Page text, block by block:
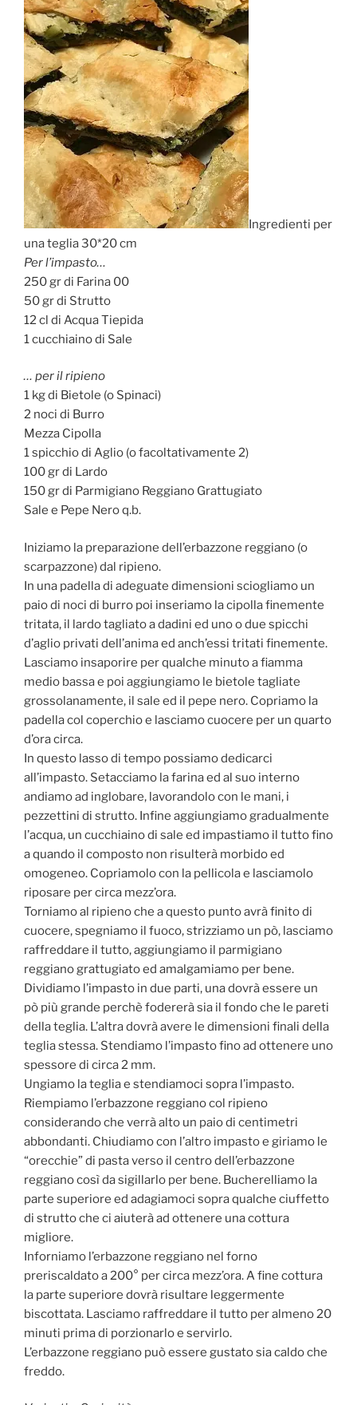
Ingredienti per
una teglia 30*20 cm
Per l’impasto…
250 gr di Farina 00
50 gr di Strutto
12 cl di Acqua Tiepida
1 cucchiaino di Sale
… per il ripieno
1 kg di Bietole (o Spinaci)
2 noci di Burro
Mezza Cipolla
1 spicchio di Aglio (o facoltativamente 2)
100 gr di Lardo
150 gr di Parmigiano Reggiano Grattugiato
Sale e Pepe Nero q.b.
Iniziamo la preparazione dell’erbazzone reggiano (o
scarpazzone) dal ripieno.
In una padella di adeguate dimensioni sciogliamo un
paio di noci di burro poi inseriamo la cipolla finemente
tritata, il lardo tagliato a dadini ed uno o due spicchi
d’aglio privati dell’anima ed anch’essi tritati finemente.
Lasciamo insaporire per qualche minuto a fiamma
medio bassa e poi aggiungiamo le bietole tagliate
grossolanamente, il sale ed il pepe nero. Copriamo la
padella col coperchio e lasciamo cuocere per un quarto
d’ora circa.
In questo lasso di tempo possiamo dedicarci
all’impasto. Setacciamo la farina ed al suo interno
andiamo ad inglobare, lavorandolo con le mani, i
pezzettini di strutto. Infine aggiungiamo gradualmente
l’acqua, un cucchiaino di sale ed impastiamo il tutto fino
a quando il composto non risulterà morbido ed
omogeneo. Copriamolo con la pellicola e lasciamolo
riposare per circa mezz’ora.
Torniamo al ripieno che a questo punto avrà finito di
cuocere, spegniamo il fuoco, strizziamo un pò, lasciamo
raffreddare il tutto, aggiungiamo il parmigiano
reggiano grattugiato ed amalgamiamo per bene.
Dividiamo l’impasto in due parti, una dovrà essere un
pò più grande perchè fodererà sia il fondo che le pareti
della teglia. L’altra dovrà avere le dimensioni finali della
teglia stessa. Stendiamo l’impasto fino ad ottenere uno
spessore di circa 2 mm.
Ungiamo la teglia e stendiamoci sopra l’impasto.
Riempiamo l’erbazzone reggiano col ripieno
considerando che verrà alto un paio di centimetri
abbondanti. Chiudiamo con l’altro impasto e giriamo le
“orecchie” di pasta verso il centro dell’erbazzone
reggiano così da sigillarlo per bene. Bucherelliamo la
parte superiore ed adagiamoci sopra qualche ciuffetto
di strutto che ci aiuterà ad ottenere una cottura
migliore.
Inforniamo l’erbazzone reggiano nel forno
preriscaldato a 200° per circa mezz’ora. A fine cottura
la parte superiore dovrà risultare leggermente
biscottata. Lasciamo raffreddare il tutto per almeno 20
minuti prima di porzionarlo e servirlo.
L’erbazzone reggiano può essere gustato sia caldo che
freddo.